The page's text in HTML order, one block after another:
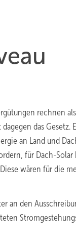
rechnen
das Gesetz.
an Land und
für Dach-Solar
wären für die
an den